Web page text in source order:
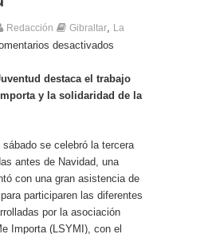
de Fútbol Senior Alcalde
Redacción Gibraltar, La
desactivados
destaca el trabajo
y la solidaridad de la
se celebró la tercera
antes de Navidad, una
con una gran asistencia de
participaren las diferentes
por la asociación
Importa (LSYMI), con el